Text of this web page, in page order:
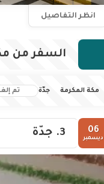
انظر التفاصيل
السفر من
مكة المكرمة جدّة تم
06
ديسمبر 3. جدّة